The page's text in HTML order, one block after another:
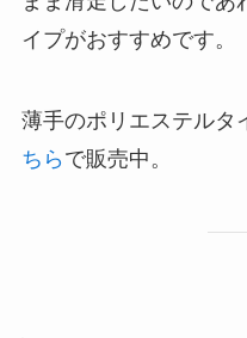
イプがおすすめです。
薄手のポリエステルタ
ちら で販売中。